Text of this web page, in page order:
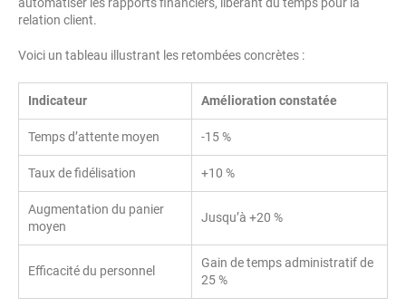
relation client.
Voici un tableau illustrant les retombées concrètes :
Indicateur Amélioration constatée
Temps d’attente moyen -15 %
Taux de fidélisation +10 %
Augmentation du panier
moyen
Jusqu’à +20 %
Efficacité du personnel
Gain de temps administratif de
25 %